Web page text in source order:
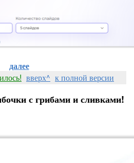
далее
вверх^ к полной версии
с грибами и сливками!